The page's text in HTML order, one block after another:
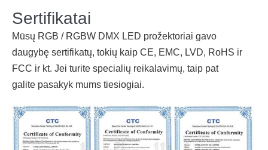
Sertifikatai
Mūsų RGB / RGBW DMX LED prožektoriai gavo
daugybę sertifikatų, tokių kaip CE, EMC, LVD, RoHS ir
FCC ir kt. Jei turite specialių reikalavimų, taip pat
galite pasakyk mums tiesiogiai.